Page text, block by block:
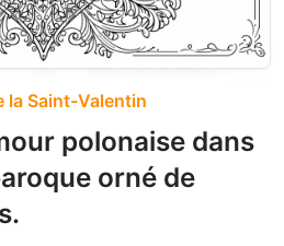
la Saint-Valentin
polonaise dans
orné de